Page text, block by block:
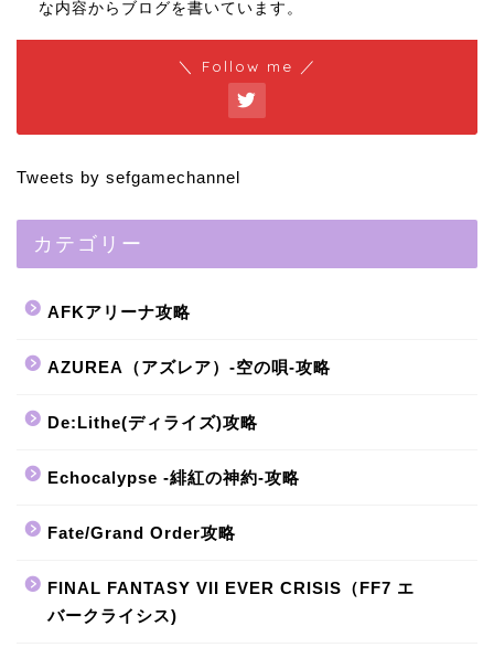
な内容からブログを書いています。
＼ Follow me ／
Tweets by sefgamechannel
カテゴリー
AFKアリーナ攻略
AZUREA（アズレア）-空の唄-攻略
De:Lithe(ディライズ)攻略
Echocalypse -緋紅の神約-攻略
Fate/Grand Order攻略
FINAL FANTASY VII EVER CRISIS（FF7 エ
バークライシス)